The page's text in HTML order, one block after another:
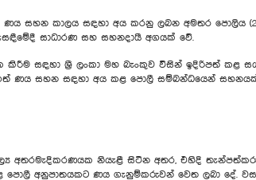
සඳහා අය කරනු ලබන අමතර පොලිය (2021.05.15
සාධාරණ සහ සහනදායී අගයක් වේ.
සඳහා ශ්‍රී ලංකා මහ බැංකුව විසින් ඉදිරිපත් කළ
ණය සහන සඳහා අය කළ පොලී සම්බන්ධයෙන්
අතරමැදිකරණයක නියැළී සිටින අතර, එහිදි‍
අනුපාතයකට ණය ගැනුම්කරුවන් වෙත ලබා දේ.